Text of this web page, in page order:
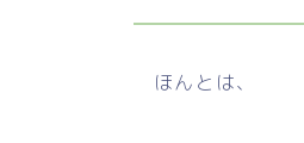
ほんとは、